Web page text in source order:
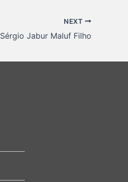
NEXT
Sérgio Jabur Maluf Filho